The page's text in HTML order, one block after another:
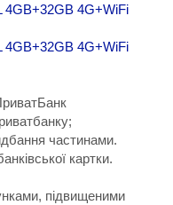
частинами.
картки.
підвищеними